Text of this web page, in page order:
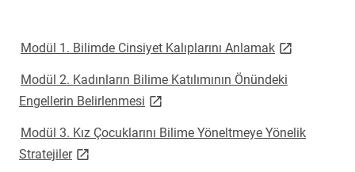
Modül 1. Bilimde Cinsiyet Kalıplarını Anlamaklink opens on
Modül 2. Kadınların Bilime Katılımının Önündeki
Engellerin Belirlenmesi link opens on new page
Modül 3. Kız Çocuklarını Bilime Yöneltmeye Yönelik
Stratejilerlink opens on new page